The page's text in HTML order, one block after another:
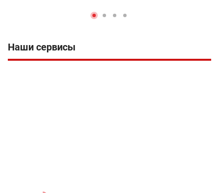
Наши сервисы